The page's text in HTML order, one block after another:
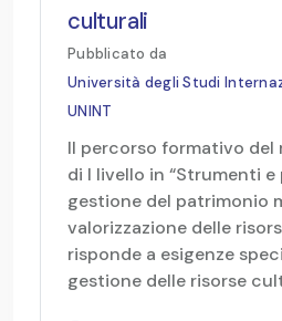
culturali
Pubblicato da
Università degli Studi
UNINT
ll percorso formativo del
di I livello in “Strumenti
gestione del patrimonio
valorizzazione delle
risponde a esigenze
gestione delle risorse